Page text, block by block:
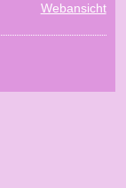
Webansicht